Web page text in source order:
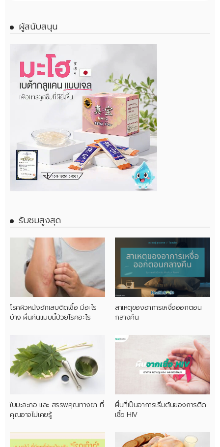
ผู้สนับสนุน
รับชมสูงสุด
โรคผิวหนังอักเสบติดเชื้อ มีอะไร
บ้าง ผื่นคันแบบนี้ป่วยโรคอะไร
สาเหตุของอาการเหงื่อออกตอน
กลางคืน
ใบมะละกอ และ สรรพคุณทางยา ที่
คุณอาจไม่เคยรู้
ผื่นที่เป็นอาการเริ่มต้นของการติด
เชื้อ HIV